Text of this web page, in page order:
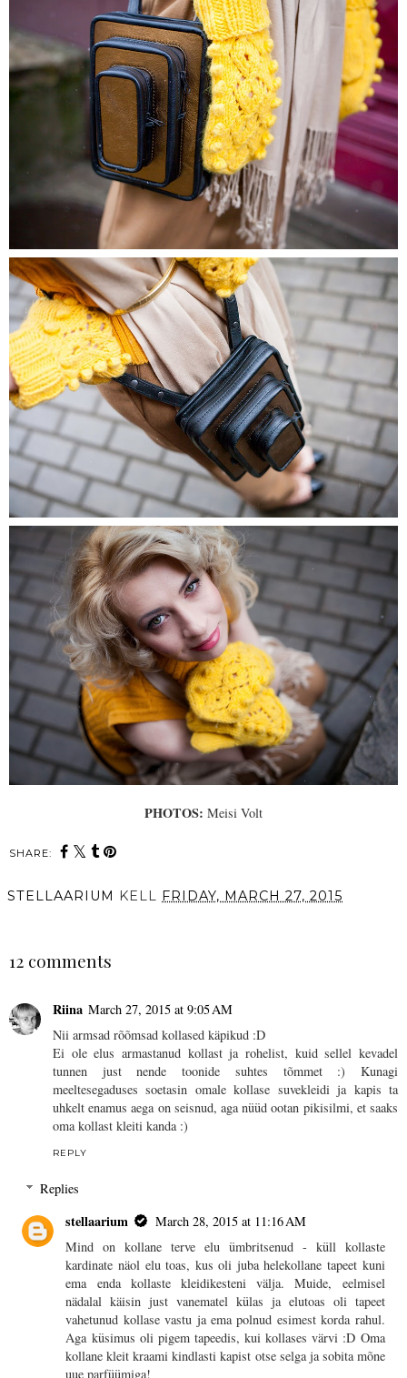
PHOTOS: Meisi Volt
SHARE:
STELLAARIUM KELL FRIDAY, MARCH 27, 2015
12 comments
Riina March 27, 2015 at 9:05 AM
Nii armsad rõõmsad kollased käpikud :D
Ei ole elus armastanud kollast ja rohelist, kuid sellel kevadel
tunnen just nende toonide suhtes tõmmet :) Kunagi
meeltesegaduses soetasin omale kollase suvekleidi ja kapis ta
uhkelt enamus aega on seisnud, aga nüüd ootan pikisilmi, et saaks
oma kollast kleiti kanda :)
REPLY
Replies
stellaarium
March 28, 2015 at 11:16 AM
Mind on kollane terve elu ümbritsenud - küll kollaste
kardinate näol elu toas, kus oli juba helekollane tapeet kuni
ema enda kollaste kleidikesteni välja. Muide, eelmisel
nädalal käisin just vanematel külas ja elutoas oli tapeet
vahetunud kollase vastu ja ema polnud esimest korda rahul.
Aga küsimus oli pigem tapeedis, kui kollases värvi :D Oma
kollane kleit kraami kindlasti kapist otse selga ja sobita mõne
uue parfüümiga!